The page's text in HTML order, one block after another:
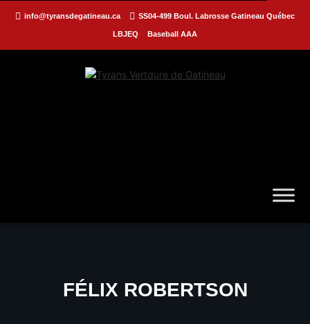
info@tyransdegatineau.ca SS04-499 Boul. Labrosse Gatineau Québec
LBJEQ Baseball AAA
FÉLIX ROBERTSON